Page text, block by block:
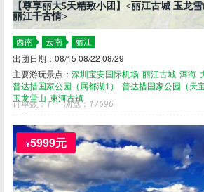
【尊享丽大5天精致小团】<丽江古城 玉龙
丽江千古情>
西南 云南
丽江
出团日期：08/15 08/22 08/29
主要游玩景点：深圳宝安国际机场 丽江古城 洱海
普达措国家公园（属都湖1）
普达措国家公园（天
玉龙雪山 束河古镇
订单数：1 浏览： 17696
¥5999元